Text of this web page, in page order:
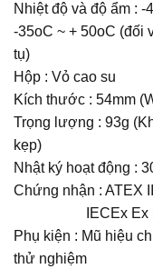
Nhiệt độ và độ ẩm :
-35oC ~ + 50oC (đối
tụ)
Hộp : Vỏ cao su
Kích thước : 54mm
Trọng lượng : 93g
kẹp)
Nhật ký hoạt động :
Chứng nhận : ATEX
IECEx Ex ia
Phụ kiện : Mũ hiệu
thử nghiệm